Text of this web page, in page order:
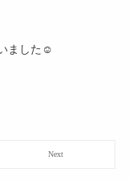
ました☺️
Next